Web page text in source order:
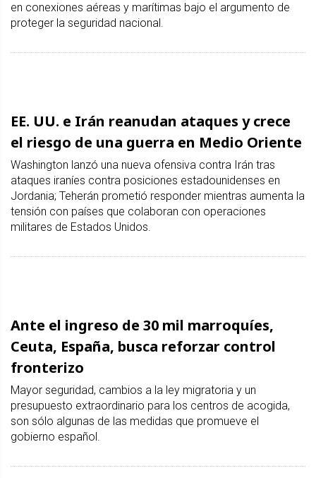
en conexiones aéreas y marítimas bajo el argumento de
proteger la seguridad nacional.
EE. UU. e Irán reanudan ataques y crece
el riesgo de una guerra en Medio Oriente
Washington lanzó una nueva ofensiva contra Irán tras
ataques iraníes contra posiciones estadounidenses en
Jordania; Teherán prometió responder mientras aumenta la
tensión con países que colaboran con operaciones
militares de Estados Unidos.
Ante el ingreso de 30 mil marroquíes,
Ceuta, España, busca reforzar control
fronterizo
Mayor seguridad, cambios a la ley migratoria y un
presupuesto extraordinario para los centros de acogida,
son sólo algunas de las medidas que promueve el
gobierno español.